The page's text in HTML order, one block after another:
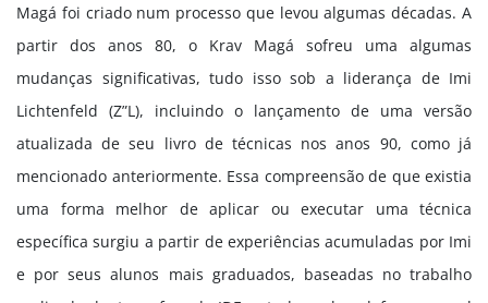
Magá foi criado num processo que levou algumas décadas. A
partir dos anos 80, o Krav Magá sofreu uma algumas
mudanças significativas, tudo isso sob a liderança de Imi
Lichtenfeld (Z”L), incluindo o lançamento de uma versão
atualizada de seu livro de técnicas nos anos 90, como já
mencionado anteriormente. Essa compreensão de que existia
uma forma melhor de aplicar ou executar uma técnica
específica surgiu a partir de experiências acumuladas por Imi
e por seus alunos mais graduados, baseadas no trabalho